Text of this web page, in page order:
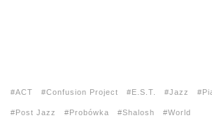
ACT Confusion Project E.S.T. Jazz
Post Jazz Probówka Shalosh World